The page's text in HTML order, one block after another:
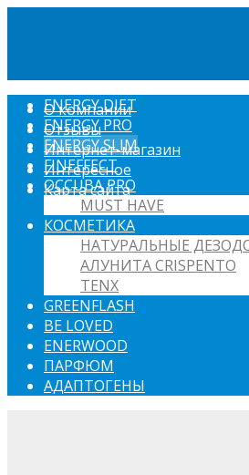
О компании
Отзывы
Интернет-магазин
Интересное
Карта сайта
ENERGY DIET
ENERGY PRO
ENERGY SLIM
FINEFFECT
OCCUBA PRO
MUST HAVE
КОСМЕТИКА
НАТУРАЛЬНЫЕ
АЛУНИТА CRISPENTO
TENX
GREENFLASH
BE LOVED
ENERWOOD
ПАРФЮМ
АДАПТОГЕНЫ